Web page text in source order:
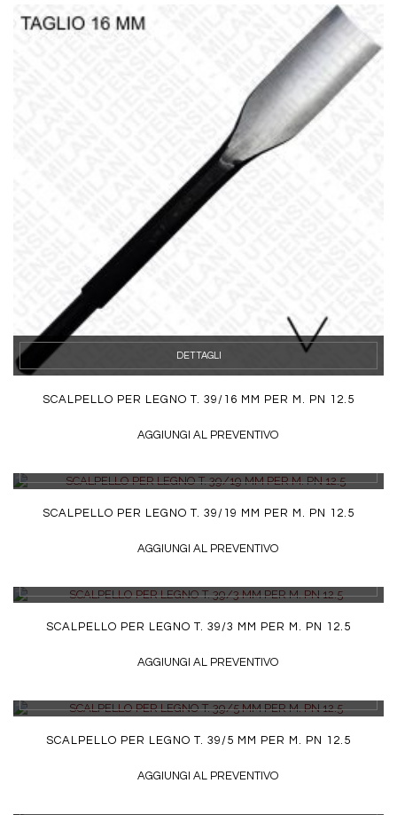
DETTAGLI
SCALPELLO PER LEGNO T. 39/16 MM PER M. PN 12.5
AGGIUNGI AL PREVENTIVO
SCALPELLO PER LEGNO T. 39/19 MM PER M. PN 12.5
AGGIUNGI AL PREVENTIVO
SCALPELLO PER LEGNO T. 39/3 MM PER M. PN 12.5
AGGIUNGI AL PREVENTIVO
SCALPELLO PER LEGNO T. 39/5 MM PER M. PN 12.5
AGGIUNGI AL PREVENTIVO